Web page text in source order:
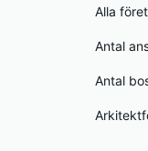
Alla
Antal
Antal